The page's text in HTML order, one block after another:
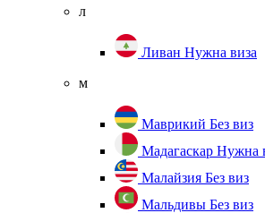
л
Ливан Нужна виза
м
Маврикий Без виз
Мадагаскар Нужна
Малайзия Без виз
Мальдивы Без виз